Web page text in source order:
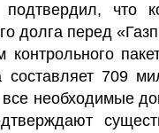
что
долга перед
709
необходимые